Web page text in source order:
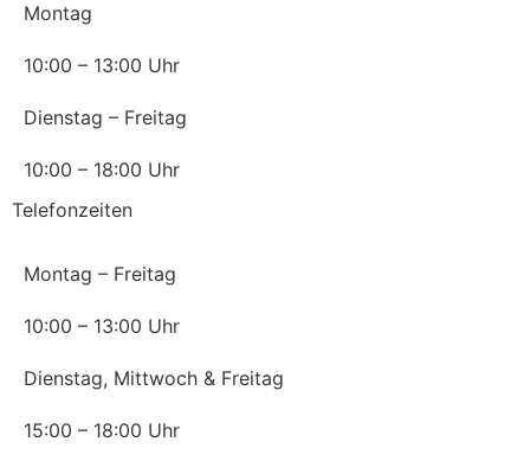
Montag
10:00 – 13:00 Uhr
Dienstag – Freitag
10:00 – 18:00 Uhr
Telefonzeiten
Montag – Freitag
10:00 – 13:00 Uhr
Dienstag, Mittwoch & Freitag
15:00 – 18:00 Uhr